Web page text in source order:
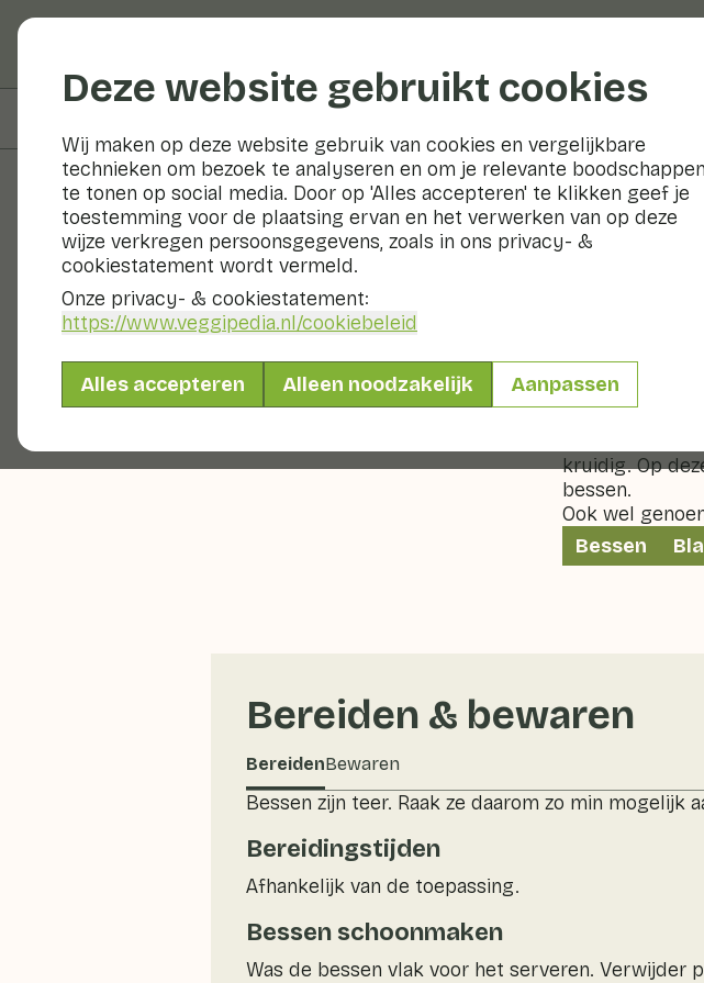
Deze website gebruikt cookies
Wij maken op deze website gebruik van cookies en vergelijkbare
technieken om bezoek te analyseren en om je relevante boodschappen
te tonen op social media. Door op 'Alles accepteren' te klikken geef je
toestemming voor de plaatsing ervan en het verwerken van op deze
wijze verkregen persoonsgegevens, zoals in ons privacy- &
cookiestatement wordt vermeld.
Onze privacy- & cookiestatement:
https://www.veggipedia.nl/cookiebeleid
Alles accepteren Alleen noodzakelijk Aanpassen
Groenten en fruit
Nu in seizoen
Er zijn vele
uit
kruidig. Op
bessen.
Ook wel
Bessen
Bereiden & bewaren
BereidenBewaren
Bessen zijn teer. Raak ze daarom zo min mogelijk
Bereidingstijden
Afhankelijk van de toepassing.
Bessen schoonmaken
Was de bessen vlak voor het serveren. Verwijder